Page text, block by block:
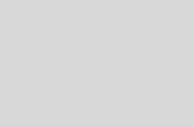
هر سبک از فعالیت بدنی
هدف تأمین نیازهای مختلف
مانند دویدن یا ورزش‌های